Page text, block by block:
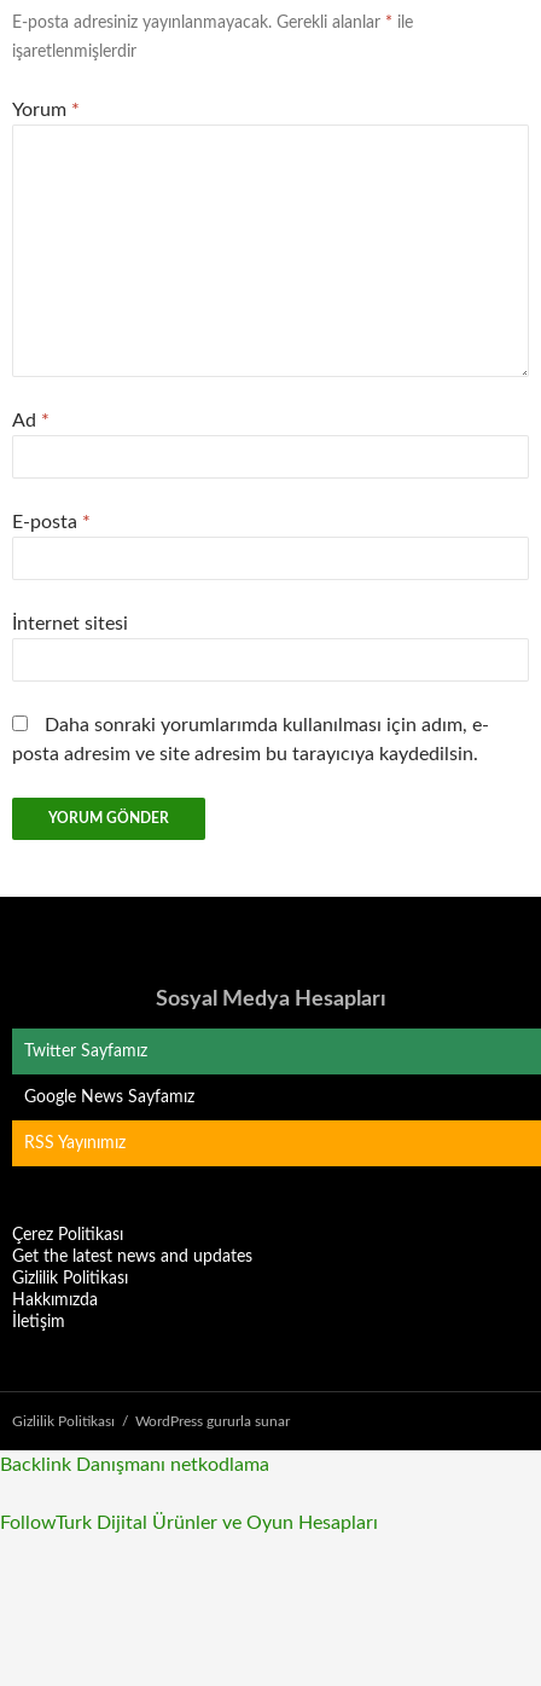
E-posta adresiniz yayınlanmayacak. Gerekli alanlar * ile
işaretlenmişlerdir
Yorum *
Ad *
E-posta *
İnternet sitesi
Daha sonraki yorumlarımda kullanılması için adım, e-
posta adresim ve site adresim bu tarayıcıya kaydedilsin.
Sosyal Medya Hesapları
Twitter Sayfamız
Google News Sayfamız
RSS Yayınımız
Çerez Politikası
Get the latest news and updates
Gizlilik Politikası
Hakkımızda
İletişim
Gizlilik Politikası WordPress gururla sunar
Backlink Danışmanı netkodlama
FollowTurk Dijital Ürünler ve Oyun Hesapları